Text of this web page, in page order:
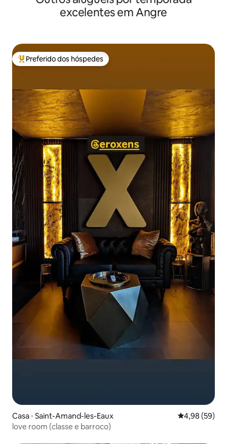
excelentes em Angre
Entre os melhores preferidos dos hóspedes
Preferido dos hóspedes
Casa ⋅ Saint-Amand-les-Eaux 4,98 de uma
4,98 (59)
love room (classe e barroco)